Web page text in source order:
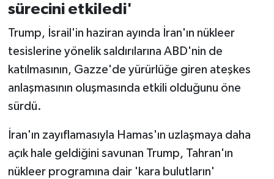
sürecini etkiledi'
Trump, İsrail'in haziran ayında İran'ın nükleer
tesislerine yönelik saldırılarına ABD'nin de
katılmasının, Gazze'de yürürlüğe giren ateşkes
anlaşmasının oluşmasında etkili olduğunu öne
sürdü.
İran'ın zayıflamasıyla Hamas'ın uzlaşmaya daha
açık hale geldiğini savunan Trump, Tahran'ın
nükleer programına dair 'kara bulutların'